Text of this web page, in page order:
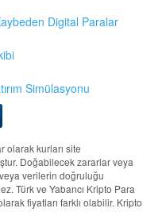
Digital Paralar
Simülasyonu
olarak kurları site
Doğabilecek zararlar veya
verilerin doğruluğu
Türk ve Yabancı Kripto Para
fiyatları farklı olabilir. Kripto